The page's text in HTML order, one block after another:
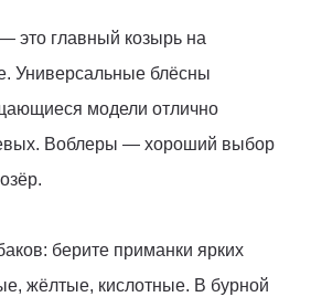
это главный козырь на
Универсальные блёсны
модели отлично
Воблеры — хороший выбор
берите приманки ярких
жёлтые, кислотные. В бурной